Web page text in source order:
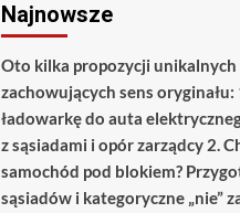
Najnowsze
Oto kilka propozycji
zachowujących sens oryginału:
ładowarkę do auta
z sąsiadami i opór zarządcy 2.
samochód pod blokiem?
sąsiadów i kategoryczne „nie”